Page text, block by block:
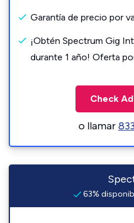
Garantía de precio por
¡Obtén Spectrum Gig
durante 1 año! Oferta
Check
o llamar
63%